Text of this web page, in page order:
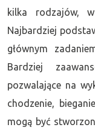
kilka rodzajów,
Najbardziej
głównym
Bardziej
pozwalające na
chodzenie,
mogą być